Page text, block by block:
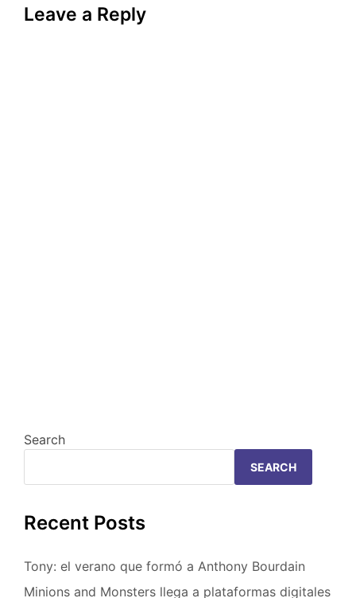
Leave a Reply
Search
SEARCH
Recent Posts
Tony: el verano que formó a Anthony Bourdain
Minions and Monsters llega a plataformas digitales